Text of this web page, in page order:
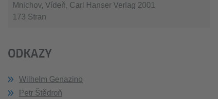
Mnichov, Vídeň, Carl Hanser Verlag 2001
173 Stran
ODKAZY
Wilhelm Genazino
Petr Štědroň